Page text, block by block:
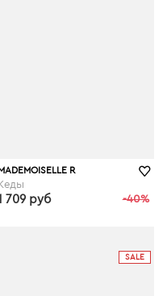
R
-40%
709 руб
SALE